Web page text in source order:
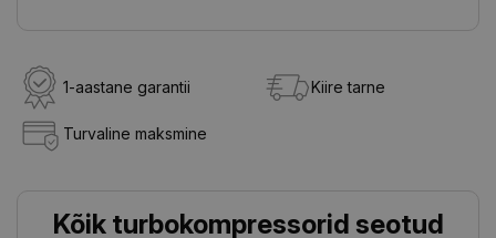
1-aastane garantii Kiire tarne
Turvaline maksmine
Kõik turbokompressorid seotud